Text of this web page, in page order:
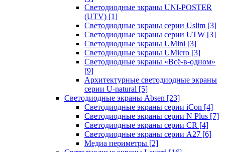
Светодиодные экраны UNI-POSTER
(UTV) [1]
Светодиодные экраны серии Uslim [3]
Светодиодные экраны серии UTW [3]
Светодиодные экраны UMini [3]
Светодиодные экраны UMicro [3]
Светодиодные экраны «Всё-в-одном»
[9]
Архитектурные светодиодные экраны
серии U-natural [5]
Светодиодные экраны Absen [23]
Светодиодные экраны серии iCon [4]
Светодиодные экраны серии N Plus [7]
Светодиодные экраны серии CR [4]
Светодиодные экраны серии А27 [6]
Медиа периметры [2]